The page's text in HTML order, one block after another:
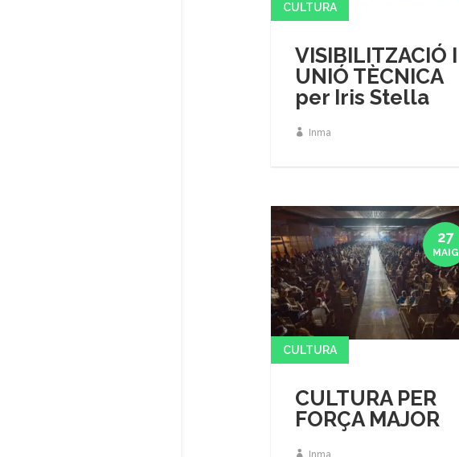
VISIBILITZACIÓ I
UNIÓ TÈCNICA
per Iris Stella
CULTURA
Inma
CULTURA PER
FORÇA MAJOR
CULTURA
27
MAIG